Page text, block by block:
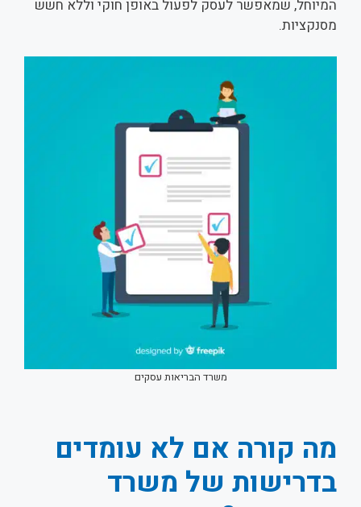
המיוחל, שמאפשר לעסק לפעול באופן חוקי וללא חשש
מסנקציות.
משרד הבריאות עסקים
מה קורה אם לא עומדים
בדרישות של משרד